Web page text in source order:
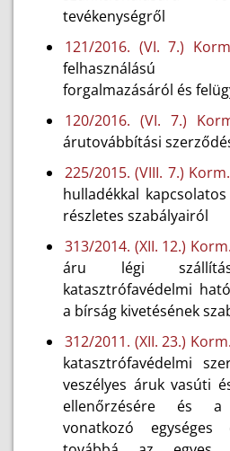
tevékenységről
121/2016. (VI. 7.)
felhasználású
forgalmazásáról és
120/2016. (VI. 7.)
árutovábbítási
225/2015. (VIII. 7.)
hulladékkal
részletes szabályairól
313/2014. (XII. 12.)
áru légi
katasztrófavédelmi
a bírság kivetésének
312/2011. (XII. 23.)
katasztrófavédelmi
veszélyes áruk vasúti
ellenőrzésére és a
vonatkozó egységes